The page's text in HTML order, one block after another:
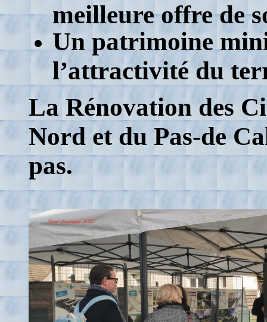
meilleure offre de
Un patrimoine
l’attractivité du
La Rénovation des
Nord et du Pas-de
pas.